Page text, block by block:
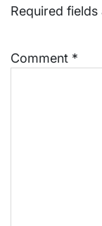
Required
Comment *